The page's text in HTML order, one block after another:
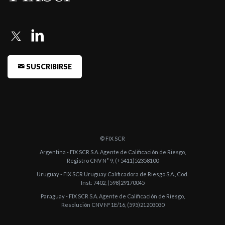
-Fitch confirma las calificaciones de Banco Sáenz SA
Fitch confirma las calificaciones de Banco Sáenz
Fitch sube a A(arg) la calificación de Endeudamiento de Largo
Plazo de Banc ...
Fitch confirma en A- Perspectiva Positiva la calificación de
SUSCRIBIRSE
© FIX SCR
Argentina - FIX SCR S.A. Agente de Calificación de Riesgo,
Registro CNV N° 9, (+5411)52358100
Uruguay - FIX SCR Uruguay Calificadora de Riesgo S.A., Cod.
Inst: 7402, (598)29170045
Paraguay - FIX SCR S.A. Agente de Calificación de Riesgo,
Resolución CNV Nº 1E/16, (595)21203030